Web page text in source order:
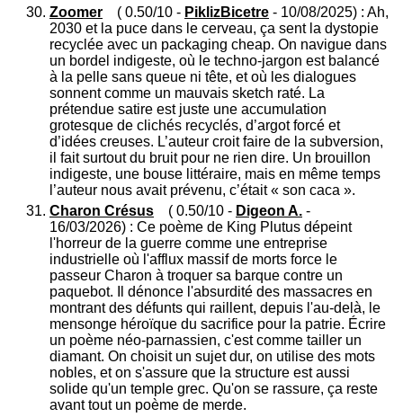
Zoomer ( 0.50/10 - PiklizBicetre - 10/08/2025) : Ah,
2030 et la puce dans le cerveau, ça sent la dystopie
recyclée avec un packaging cheap. On navigue dans
un bordel indigeste, où le techno-jargon est balancé
à la pelle sans queue ni tête, et où les dialogues
sonnent comme un mauvais sketch raté. La
prétendue satire est juste une accumulation
grotesque de clichés recyclés, d’argot forcé et
d’idées creuses. L’auteur croit faire de la subversion,
il fait surtout du bruit pour ne rien dire. Un brouillon
indigeste, une bouse littéraire, mais en même temps
l’auteur nous avait prévenu, c’était « son caca ».
Charon Crésus ( 0.50/10 - Digeon A. -
16/03/2026) : Ce poème de King Plutus dépeint
l'horreur de la guerre comme une entreprise
industrielle où l'afflux massif de morts force le
passeur Charon à troquer sa barque contre un
paquebot. Il dénonce l'absurdité des massacres en
montrant des défunts qui raillent, depuis l'au-delà, le
mensonge héroïque du sacrifice pour la patrie. Écrire
un poème néo-parnassien, c'est comme tailler un
diamant. On choisit un sujet dur, on utilise des mots
nobles, et on s'assure que la structure est aussi
solide qu'un temple grec. Qu'on se rassure, ça reste
avant tout un poème de merde.